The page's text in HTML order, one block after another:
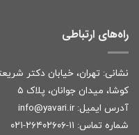
راه‌های ارتباطی
کوشا، میدان جوانان، پلاک ۵
آدرس ایمیل: info@yavari.ir
شماره تماس: ۱۱-۲۶۴۰۲۶۰۶-۰۲۱